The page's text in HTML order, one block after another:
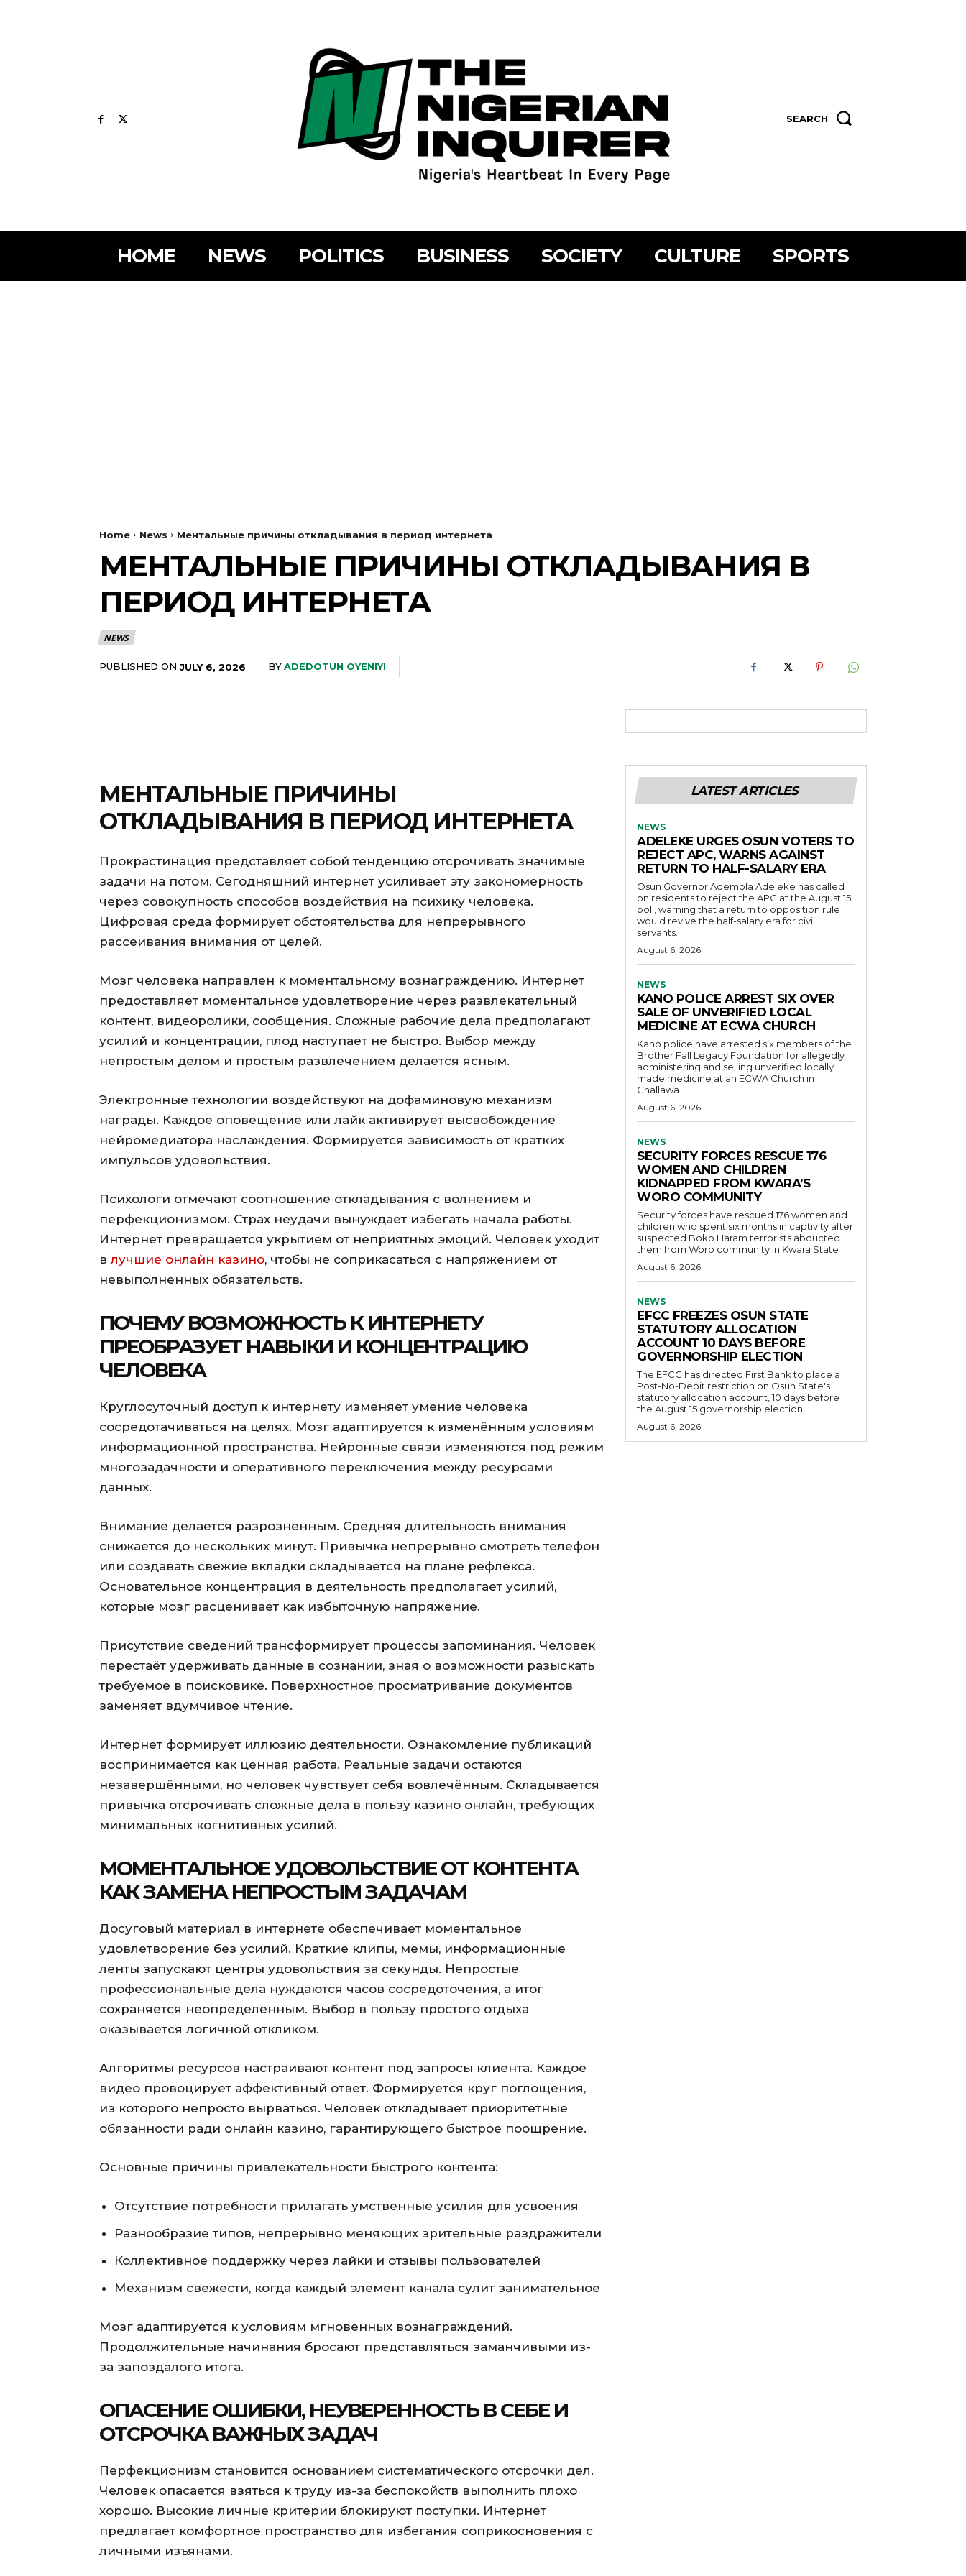
SEARCH
HOME NEWS POLITICS BUSINESS SOCIETY CULTURE SPORTS
Home News Ментальные причины откладывания в период интернета
МЕНТАЛЬНЫЕ ПРИЧИНЫ ОТКЛАДЫВАНИЯ В
ПЕРИОД ИНТЕРНЕТА
NEWS
PUBLISHED ON JULY 6, 2026 BYADEDOTUN OYENIYI
МЕНТАЛЬНЫЕ ПРИЧИНЫ
ОТКЛАДЫВАНИЯ В ПЕРИОД ИНТЕРНЕТА
Прокрастинация представляет собой тенденцию отсрочивать значимые
задачи на потом. Сегодняшний интернет усиливает эту закономерность
через совокупность способов воздействия на психику человека.
Цифровая среда формирует обстоятельства для непрерывного
рассеивания внимания от целей.
Мозг человека направлен к моментальному вознаграждению. Интернет
предоставляет моментальное удовлетворение через развлекательный
контент, видеоролики, сообщения. Сложные рабочие дела предполагают
усилий и концентрации, плод наступает не быстро. Выбор между
непростым делом и простым развлечением делается ясным.
Электронные технологии воздействуют на дофаминовую механизм
награды. Каждое оповещение или лайк активирует высвобождение
нейромедиатора наслаждения. Формируется зависимость от кратких
импульсов удовольствия.
Психологи отмечают соотношение откладывания с волнением и
перфекционизмом. Страх неудачи вынуждает избегать начала работы.
Интернет превращается укрытием от неприятных эмоций. Человек уходит
в лучшие онлайн казино, чтобы не соприкасаться с напряжением от
невыполненных обязательств.
ПОЧЕМУ ВОЗМОЖНОСТЬ К ИНТЕРНЕТУ
ПРЕОБРАЗУЕТ НАВЫКИ И КОНЦЕНТРАЦИЮ
ЧЕЛОВЕКА
Круглосуточный доступ к интернету изменяет умение человека
сосредотачиваться на целях. Мозг адаптируется к изменённым условиям
информационной пространства. Нейронные связи изменяются под режим
многозадачности и оперативного переключения между ресурсами
данных.
Внимание делается разрозненным. Средняя длительность внимания
снижается до нескольких минут. Привычка непрерывно смотреть телефон
или создавать свежие вкладки складывается на плане рефлекса.
Основательное концентрация в деятельность предполагает усилий,
которые мозг расценивает как избыточную напряжение.
Присутствие сведений трансформирует процессы запоминания. Человек
перестаёт удерживать данные в сознании, зная о возможности разыскать
требуемое в поисковике. Поверхностное просматривание документов
заменяет вдумчивое чтение.
Интернет формирует иллюзию деятельности. Ознакомление публикаций
воспринимается как ценная работа. Реальные задачи остаются
незавершёнными, но человек чувствует себя вовлечённым. Складывается
привычка отсрочивать сложные дела в пользу казино онлайн, требующих
минимальных когнитивных усилий.
МОМЕНТАЛЬНОЕ УДОВОЛЬСТВИЕ ОТ КОНТЕНТА
КАК ЗАМЕНА НЕПРОСТЫМ ЗАДАЧАМ
Досуговый материал в интернете обеспечивает моментальное
удовлетворение без усилий. Краткие клипы, мемы, информационные
ленты запускают центры удовольствия за секунды. Непростые
профессиональные дела нуждаются часов сосредоточения, а итог
сохраняется неопределённым. Выбор в пользу простого отдыха
оказывается логичной откликом.
Алгоритмы ресурсов настраивают контент под запросы клиента. Каждое
видео провоцирует аффективный ответ. Формируется круг поглощения,
из которого непросто вырваться. Человек откладывает приоритетные
обязанности ради онлайн казино, гарантирующего быстрое поощрение.
Основные причины привлекательности быстрого контента:
Отсутствие потребности прилагать умственные усилия для усвоения
Разнообразие типов, непрерывно меняющих зрительные раздражители
Коллективное поддержку через лайки и отзывы пользователей
Механизм свежести, когда каждый элемент канала сулит занимательное
Мозг адаптируется к условиям мгновенных вознаграждений.
Продолжительные начинания бросают представляться заманчивыми из-
за запоздалого итога.
ОПАСЕНИЕ ОШИБКИ, НЕУВЕРЕННОСТЬ В СЕБЕ И
ОТСРОЧКА ВАЖНЫХ ЗАДАЧ
Перфекционизм становится основанием систематического отсрочки дел.
Человек опасается взяться к труду из-за беспокойств выполнить плохо
хорошо. Высокие личные критерии блокируют поступки. Интернет
предлагает комфортное пространство для избегания соприкосновения с
личными изъянами.
LATEST ARTICLES
NEWS
ADELEKE URGES OSUN VOTERS TO
REJECT APC, WARNS AGAINST
RETURN TO HALF-SALARY ERA
Osun Governor Ademola Adeleke has called
on residents to reject the APC at the August 15
poll, warning that a return to opposition rule
would revive the half-salary era for civil
servants.
August 6, 2026
NEWS
KANO POLICE ARREST SIX OVER
SALE OF UNVERIFIED LOCAL
MEDICINE AT ECWA CHURCH
Kano police have arrested six members of the
Brother Fall Legacy Foundation for allegedly
administering and selling unverified locally
made medicine at an ECWA Church in
Challawa.
August 6, 2026
NEWS
SECURITY FORCES RESCUE 176
WOMEN AND CHILDREN
KIDNAPPED FROM KWARA’S
WORO COMMUNITY
Security forces have rescued 176 women and
children who spent six months in captivity after
suspected Boko Haram terrorists abducted
them from Woro community in Kwara State
August 6, 2026
NEWS
EFCC FREEZES OSUN STATE
STATUTORY ALLOCATION
ACCOUNT 10 DAYS BEFORE
GOVERNORSHIP ELECTION
The EFCC has directed First Bank to place a
Post-No-Debit restriction on Osun State's
statutory allocation account, 10 days before
the August 15 governorship election.
August 6, 2026